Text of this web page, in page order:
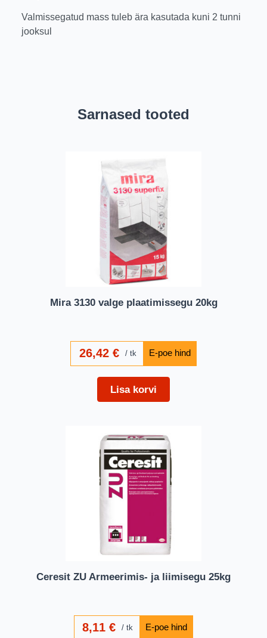
Valmissegatud mass tuleb ära kasutada kuni 2 tunni
jooksul
Sarnased tooted
Mira 3130 valge plaatimissegu 20kg
26,42 € tk
Lisa korvi
Ceresit ZU Armeerimis- ja liimisegu 25kg
8,11€ tk